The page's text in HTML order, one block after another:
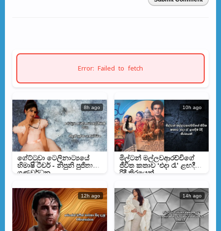
Error: Failed to fetch
8h ago
ගේට්ටුවා ටෙලිනාට්‍යයේ
හිමාෂි ටීචර් - නිපුනි පුජිතා
ගුණවර්ධන
10h ago
මිල්ටන් මල්ලවආරච්චිගේ
ජීවිත කතාව ‘එදා රෑ’ ළඟදීම
රිදී තිරයෙන්
12h ago 14h ago